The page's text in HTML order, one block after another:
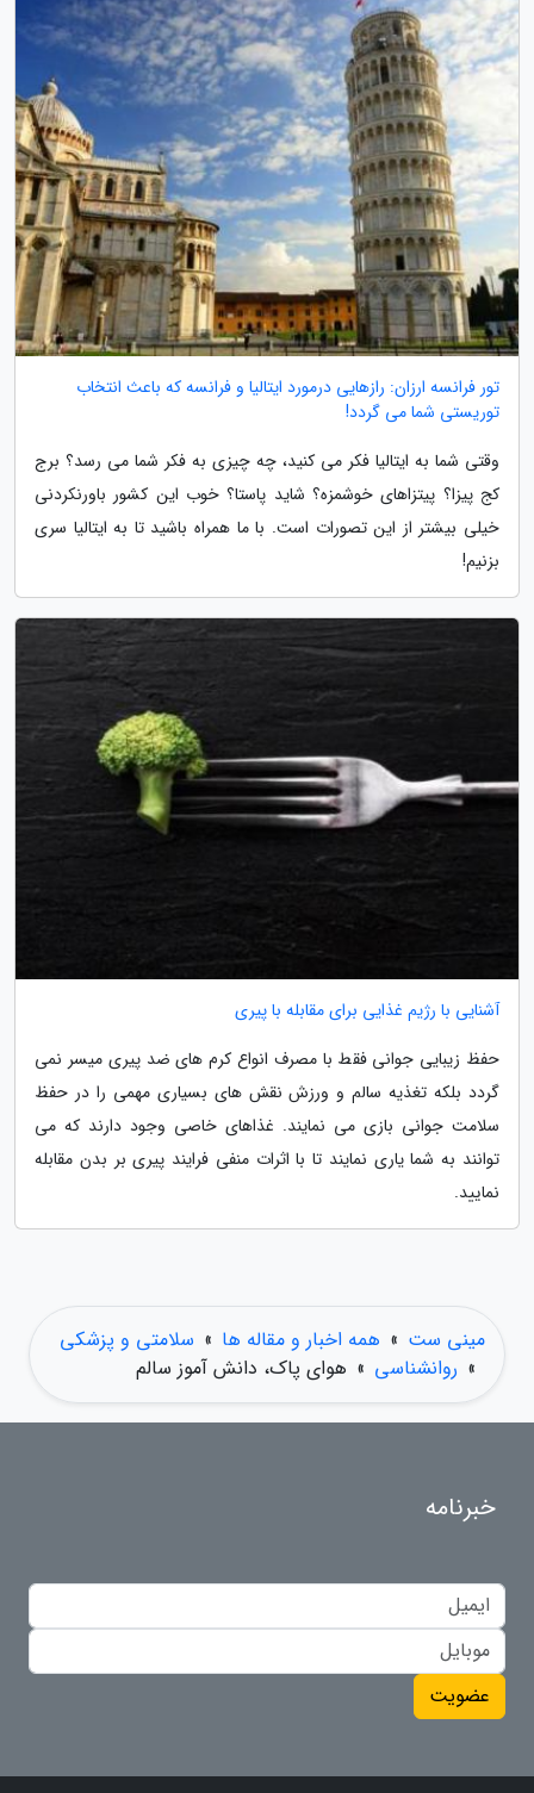
تور فرانسه ارزان: رازهایی درمورد ایتالیا و فرانسه که باعث انتخاب
توریستی شما می گردد!
وقتی شما به ایتالیا فکر می کنید، چه چیزی به فکر شما می رسد؟ برج
کج پیزا؟ پیتزاهای خوشمزه؟ شاید پاستا؟ خوب این کشور باورنکردنی
خیلی بیشتر از این تصورات است. با ما همراه باشید تا به ایتالیا سری
بزنیم!
آشنایی با رژیم غذایی برای مقابله با پیری
حفظ زیبایی جوانی فقط با مصرف انواع کرم های ضد پیری میسر نمی
گردد بلکه تغذیه سالم و ورزش نقش های بسیاری مهمی را در حفظ
سلامت جوانی بازی می نمایند. غذاهای خاصی وجود دارند که می
توانند به شما یاری نمایند تا با اثرات منفی فرایند پیری بر بدن مقابله
نمایید.
مینی ست » همه اخبار و مقاله ها » سلامتی و پزشکی
» روانشناسی » هوای پاک، دانش آموز سالم
خبرنامه
عضویت